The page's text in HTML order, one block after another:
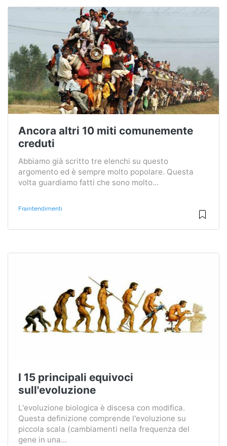
Ancora altri 10 miti comunemente
creduti
Abbiamo già scritto tre elenchi su questo
argomento ed è sempre molto popolare. Questa
volta guardiamo fatti che sono molto...
Fraintendimenti
I 15 principali equivoci
sull'evoluzione
L'evoluzione biologica è discesa con modifica.
Questa definizione comprende l'evoluzione su
piccola scala (cambiamenti nella frequenza del
gene in una...